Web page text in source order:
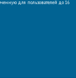
для пользователей до 16